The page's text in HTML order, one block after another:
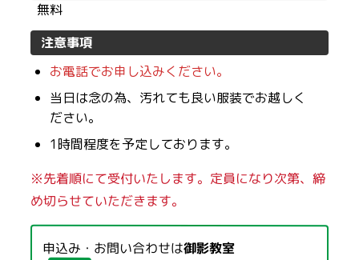
無料
注意事項
お電話でお申し込みください。
当日は念の為、汚れても良い服装でお越しく
ださい。
1時間程度を予定しております。
※先着順にて受付いたします。定員になり次第、締
め切らせていただきます。
申込み・お問い合わせは御影教室